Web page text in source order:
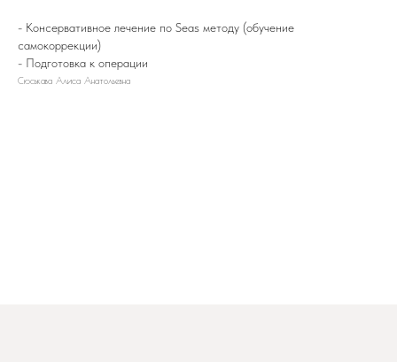
- Консервативное лечение по Seas методу (обучение
самокоррекции)
- Подготовка к операции
Сюськава Алиса Анатольевна